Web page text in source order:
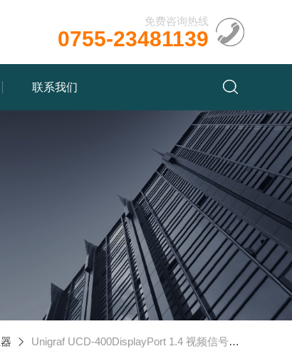
免费咨询热线
0755-23481139
联系我们
Unigraf UCD-400DisplayPort 1.4 视频信号发生器